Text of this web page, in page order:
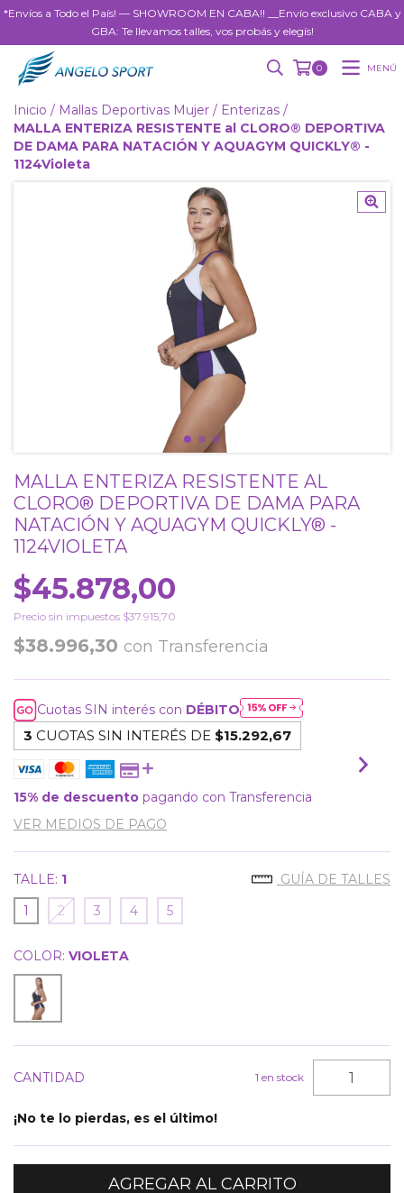
*Envíos a Todo el País! — SHOWROOM EN CABA!! __Envío exclusivo CABA y
GBA: Te llevamos talles, vos probás y elegís!
0 MENÚ
Inicio / Mallas Deportivas Mujer / Enterizas /
MALLA ENTERIZA RESISTENTE al CLORO® DEPORTIVA
DE DAMA PARA NATACIÓN Y AQUAGYM QUICKLY® -
1124Violeta
MALLA ENTERIZA RESISTENTE AL
CLORO® DEPORTIVA DE DAMA PARA
NATACIÓN Y AQUAGYM QUICKLY® -
1124VIOLETA
$45.878,00
Precio sin impuestos $37.915,70
$38.996,30 con Transferencia
Cuotas SIN interés con DÉBITO
3 CUOTAS SIN INTERÉS DE $15.292,67
15% de descuento pagando con Transferencia
VER MEDIOS DE PAGO
TALLE: 1
GUÍA DE TALLES
1
2 3 4 5
COLOR: VIOLETA
CANTIDAD 1 en stock
¡No te lo pierdas, es el último!